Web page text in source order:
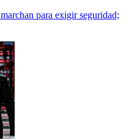
marchan para exigir seguridad;